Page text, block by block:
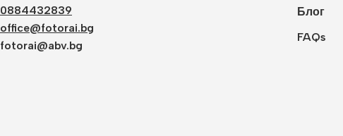
0884432839
office@fotorai.bg
fotorai@abv.bg
Блог
FAQs